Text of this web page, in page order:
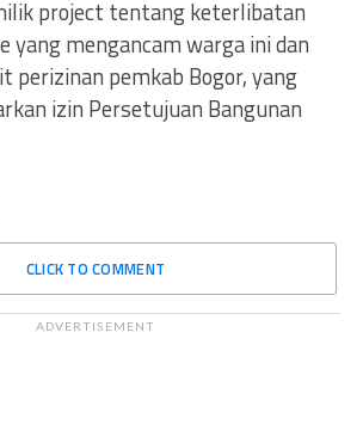
project tentang keterlibatan
yang mengancam warga ini dan
perizinan pemkab Bogor, yang
izin Persetujuan Bangunan
CLICK TO COMMENT
ADVERTISEMENT